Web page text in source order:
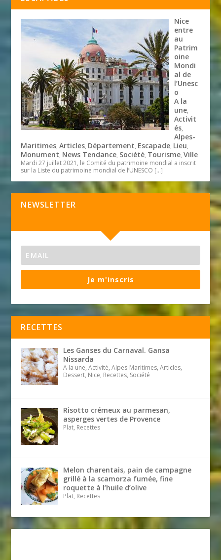
Nice
entre
au
Patrim
oine
Mondi
al de
l’Unesc
o
A la
une,
Activit
és,
Alpes-
Maritimes,Articles, Département, Escapade, Lieu,
Monument, News Tendance, Société, Tourisme,Ville
Mardi 27 juillet 2021, le Comité du patrimoine mondial a inscrit
sur la Liste du patrimoine mondial de l’UNESCO […]
NEWSLETTER
Je m'inscris
RECETTES
Les Ganses du Carnaval. Gansa
Nissarda
A la une, Activité, Alpes-Maritimes, Articles,
Dessert, Nice, Recettes, Société
Risotto crémeux au parmesan,
asperges vertes de Provence
Plat, Recettes
Melon charentais, pain de campagne
grillé à la scamorza fumée, fine
roquette à l’huile d’olive
Plat, Recettes